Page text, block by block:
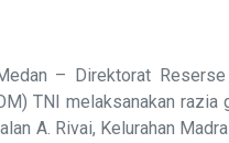
– Direktorat
TNI melaksanakan razia
A. Rivai, Kelurahan